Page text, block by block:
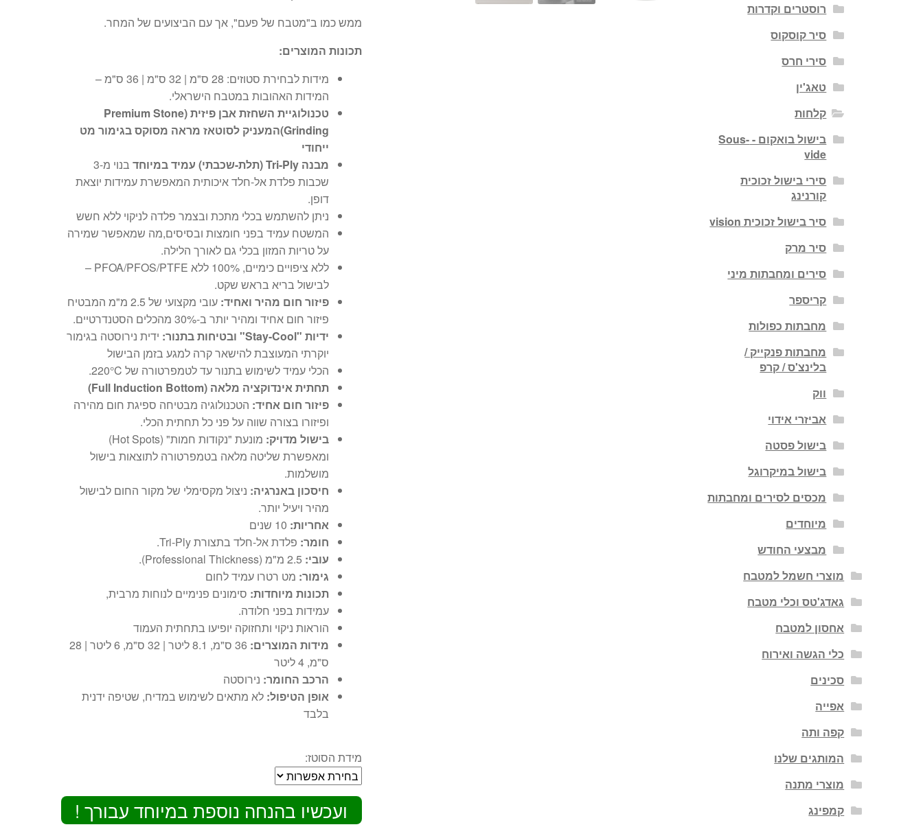
ממש כמו ב"מטבח של פעם", אך עם הביצועים של המחר.
תכונות המוצרים:
מידות לבחירת סטוזים: 28 ס"מ | 32 ס"מ | 36 ס"מ –
המידות האהובות במטבח הישראלי.
טכנולוגיית השחזת אבן פיזית (Premium Stone
Grinding)המעניק לסוטאז מראה מסוקס בגימור מט
ייחודי
מבנה Tri-Ply (תלת-שכבתי) עמיד במיוחד
בנוי מ-3
שכבות פלדת אל-חלד איכותית המאפשרת עמידות יוצאת
דופן.
ניתן להשתמש בכלי מתכת ובצמר פלדה לניקוי ללא חשש
המשטח עמיד בפני חומצות ובסיסים,מה שמאפשר שמירה
על טריות המזון בכלי גם לאורך הלילה.
ללא ציפויים כימיים, 100% ללא PFOA/PFOS/PTFE –
לבישול בריא בראש שקט.
פיזור חום מהיר ואחיד:
עובי מקצועי של 2.5 מ"מ המבטיח
פיזור חום אחיד ומהיר יותר ב-30% מהכלים הסטנדרטיים.
ידיות "Stay-Cool" ובטיחות בתנור:
ידית נירוסטה בגימור
יוקרתי המעוצבת להישאר קרה למגע בזמן הבישול
הכלי עמיד לשימוש בתנור עד לטמפרטורה של 220°C.
תחתית אינדוקציה מלאה (Full Induction Bottom)
פיזור חום אחיד: הטכנולוגיה מבטיחה ספיגת חום מהירה
ופיזורו בצורה שווה על פני כל תחתית הכלי.
בישול מדויק:
מונעת "נקודות חמות" (Hot Spots)
ומאפשרת שליטה מלאה בטמפרטורה לתוצאות בישול
מושלמות.
חיסכון באנרגיה: ניצול מקסימלי של מקור החום לבישול
מהיר ויעיל יותר.
אחריות:
חומר: פלדת אל-חלד בתצורת Tri-Ply.
עובי:
גימור: מט רטרו עמיד לחום
תכונות מיוחדות: סימונים פנימיים לנוחות מרבית,
עמידות בפני חלודה.
הוראות ניקוי ותחזוקה יופיעו בתחתית העמוד
מידות המוצרים:
36 ס"מ, 8.1 ליטר | 32 ס"מ, 6 ליטר | 28
ס"מ, 4 ליטר
הרכב החומר: נירוסטה
אופן הטיפול:לא מתאים לשימוש במדיח, שטיפה ידנית
בלבד
מידת הסוטז:
ועכשיו בהנחה נוספת במיוחד עבורך !
רוסטרים וקדרות
סיר קוסקוס
סירי חרס
טאג'ין
קלחות
בישול בואקום - Sous-
vide
סירי בישול זכוכית
קורנינג
סיר בישול זכוכית vision
סיר מרק
סירים ומחבתות מיני
קריספר
מחבתות כפולות
מחבתות פנקייק /
בלינצ'ס / קרפ
ווק
אביזרי אידוי
בישול פסטה
בישול במיקרוגל
מכסים לסירים ומחבתות
מיוחדים
מבצעי החודש
מוצרי חשמל למטבח
גאדג'טס וכלי מטבח
אחסון למטבח
כלי הגשה ואירוח
סכינים
אפייה
קפה ותה
המותגים שלנו
מוצרי מתנה
קמפינג